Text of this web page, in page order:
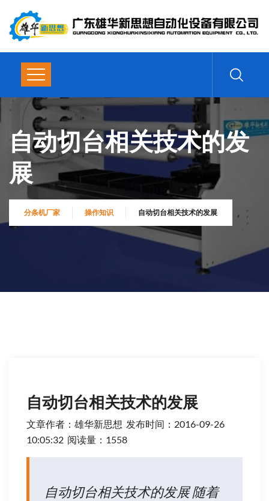
自动切台相关技术的发
展
分条机厂家 操作知识 自动切台相关技术的发展
自动切台相关技术的发展
文章作者：雄华新思想 发布时间： 2016-09-26
10:05:32 阅读量：1558
自动切台相关技术的发展 随着